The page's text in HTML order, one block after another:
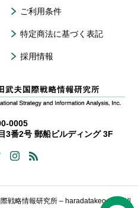
ご利用条件
特定商法に基づく表記
採用情報
0005
3番2号 郵船ビルディング 3F
戦略情報研究所 – haradatakeo.com All